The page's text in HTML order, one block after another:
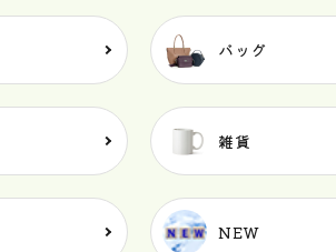
バッグ
雑貨
NEW